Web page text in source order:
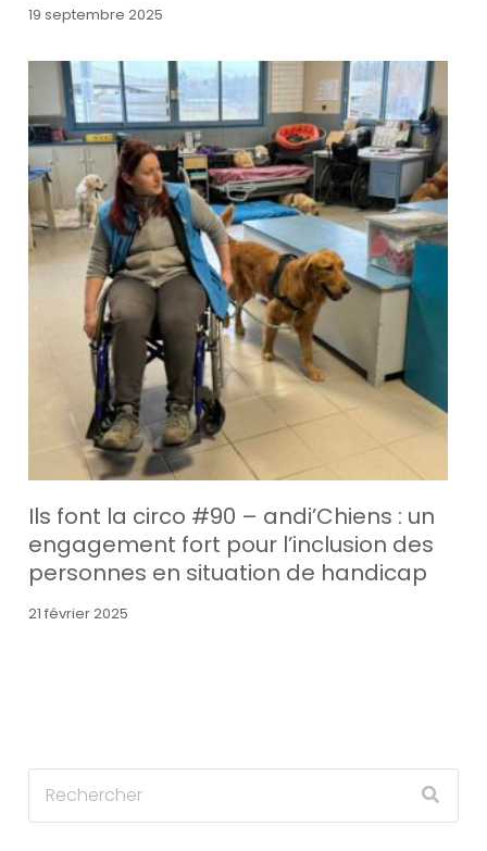
19 septembre 2025
Ils font la circo #90 – andi’Chiens : un
engagement fort pour l’inclusion des
personnes en situation de handicap
21 février 2025